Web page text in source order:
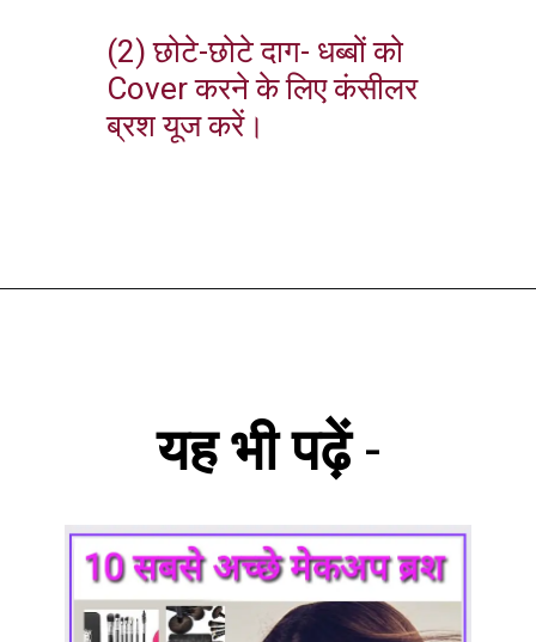
(2) छोटे-छोटे दाग- धब्बों को
Cover करने के लिए कंसीलर
ब्रश यूज करें।
यह भी पढ़ें-